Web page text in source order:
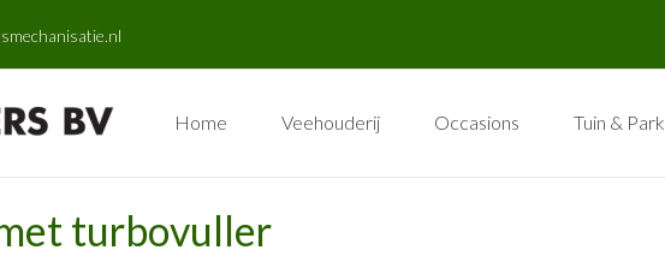
Home Veehouderij Occasions Tuin & Park
turbovuller